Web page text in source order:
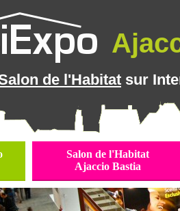
de l'Habitat sur
Salon de l'Habitat
Ajaccio Bastia